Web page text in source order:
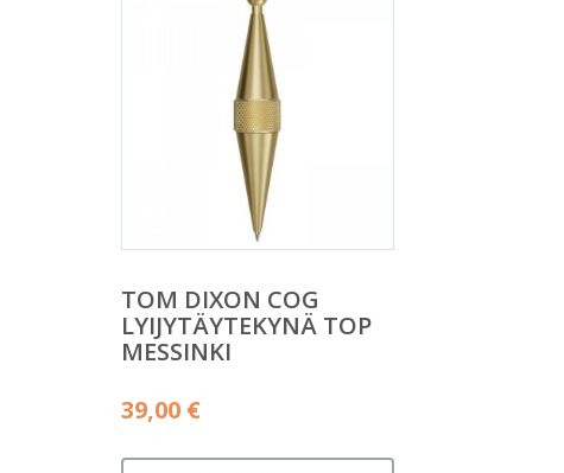
TOM DIXON COG
LYIJYTÄYTEKYNÄ TOP
MESSINKI
39,00 €